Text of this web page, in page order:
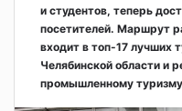
и студентов, теперь
посетителей. Маршрут
входит в топ-17 лучших
Челябинской области и
промышленному